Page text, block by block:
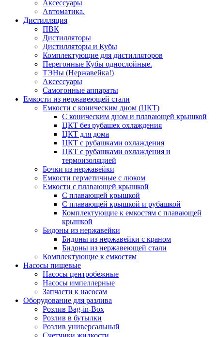
Аксессуары
Автоматика.
Дистилляция
ПВК
Дистилляторы
Дистилляторы и Кубы
Комплектующие для дистилляторов
Перегонные Кубы однослойные.
ТЭНы (Нержавейка!)
Аксессуары
Самогонные аппараты
Емкости из нержавеющей стали
Емкости с коническим дном (ЦКТ)
С коническим дном и плавающей крышкой
ЦКТ без рубашек охлаждения
ЦКТ для дома
ЦКТ с рубашками охлаждения
ЦКТ с рубашками охлаждения и
термоизоляцией
Бочки из нержавейки
Емкости герметичные с люком
Емкости с плавающей крышкой
С плавающей крышкой
С плавающей крышкой и рубашкой
Комплектующие к емкостям с плавающей
крышкой
Бидоны из нержавейки
Бидоны из нержавейки с краном
Бидоны из нержавеющей стали
Комплектующие к емкостям
Насосы пищевые
Насосы центробежные
Насосы импеллерные
Запчасти к насосам
Оборудование для разлива
Розлив Bag-in-Box
Розлив в бутылки
Розлив универсальный
Счетчики жидкости